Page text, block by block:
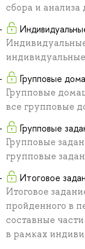
сбора и анализа
Групповые
Групповые
все групповые
Групповые
Групповые
групповые
Итоговое
Итоговое
пройденного в
составные
в рамках